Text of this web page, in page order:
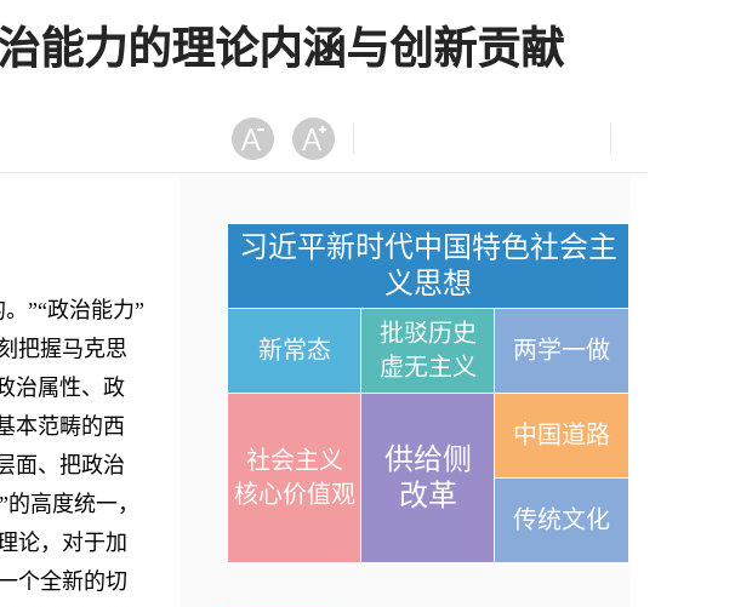
能力的理论内涵与创新贡献
”“政治能力”
把握马克思
治属性、政
本范畴的西
面、把政治
高度统一，
论，对于加
个全新的切
习近平新时代中国特色社会主
义思想
新常态
批驳历史
虚无主义
两学一做
社会主义
核心价值观
供给侧
改革
中国道路
传统文化